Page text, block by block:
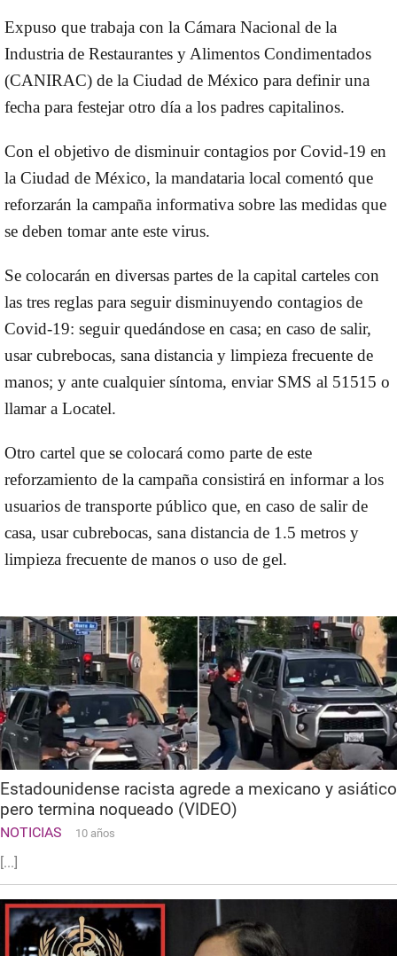
Expuso que trabaja con la Cámara Nacional de la
Industria de Restaurantes y Alimentos Condimentados
(CANIRAC) de la Ciudad de México para definir una
fecha para festejar otro día a los padres capitalinos.
Con el objetivo de disminuir contagios por Covid-19 en
la Ciudad de México, la mandataria local comentó que
reforzarán la campaña informativa sobre las medidas que
se deben tomar ante este virus.
Se colocarán en diversas partes de la capital carteles con
las tres reglas para seguir disminuyendo contagios de
Covid-19: seguir quedándose en casa; en caso de salir,
usar cubrebocas, sana distancia y limpieza frecuente de
manos; y ante cualquier síntoma, enviar SMS al 51515 o
llamar a Locatel.
Otro cartel que se colocará como parte de este
reforzamiento de la campaña consistirá en informar a los
usuarios de transporte público que, en caso de salir de
casa, usar cubrebocas, sana distancia de 1.5 metros y
limpieza frecuente de manos o uso de gel.
Estadounidense racista agrede a mexicano y asiático
pero termina noqueado (VIDEO)
NOTICIAS 10 años
[...]